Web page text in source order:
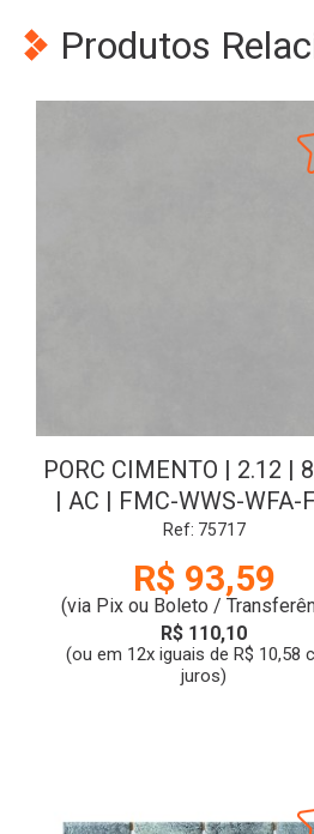
Produtos
PORC CIMENTO | 2.12 |
| AC | FMC-WWS-WFA-
V2 | CL:A | ELIANE
Ref: 75717
R$ 93,59
(via Pix ou Boleto /
R$ 110,10
(ou em 12x iguais de R$ 10,58
juros)